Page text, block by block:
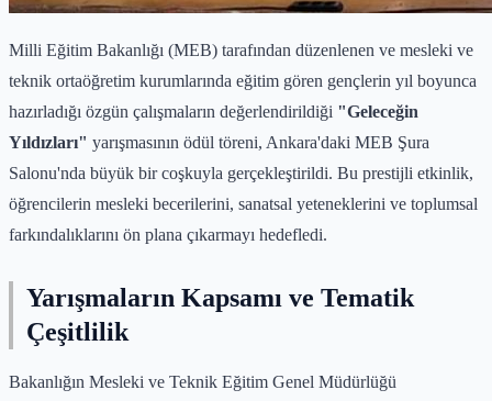
Milli Eğitim Bakanlığı (MEB) tarafından düzenlenen ve mesleki ve
teknik ortaöğretim kurumlarında eğitim gören gençlerin yıl boyunca
hazırladığı özgün çalışmaların değerlendirildiği "Geleceğin
Yıldızları" yarışmasının ödül töreni, Ankara'daki MEB Şura
Salonu'nda büyük bir coşkuyla gerçekleştirildi. Bu prestijli etkinlik,
öğrencilerin mesleki becerilerini, sanatsal yeteneklerini ve toplumsal
farkındalıklarını ön plana çıkarmayı hedefledi.
Yarışmaların Kapsamı ve Tematik
Çeşitlilik
Bakanlığın Mesleki ve Teknik Eğitim Genel Müdürlüğü